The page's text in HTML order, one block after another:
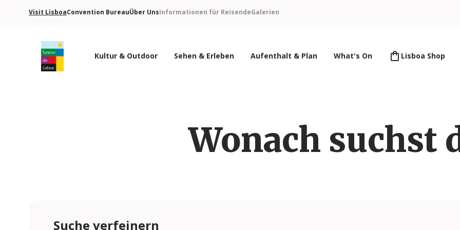
Visit LisboaConvention BureauÜber UnsInformationen für ReisendeGalerien
Kultur & Outdoor Sehen & Erleben Aufenthalt & Plan What's On Lisboa Shop
Wonach suchst
Suche verfeinern